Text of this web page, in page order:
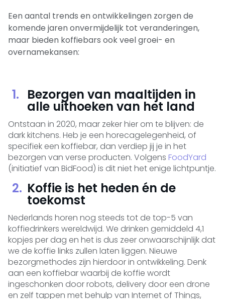
Een aantal trends en ontwikkelingen zorgen de
komende jaren onvermijdelijk tot veranderingen,
maar bieden koffiebars ook veel groei- en
overnamekansen:
Bezorgen van maaltijden in
alle uithoeken van het land
Ontstaan in 2020, maar zeker hier om te blijven: de
dark kitchens. Heb je een horecagelegenheid, of
specifiek een koffiebar, dan verdiep jij je in het
bezorgen van verse producten. Volgens FoodYard
(initiatief van BidFood) is dit niet het enige lichtpuntje.
Koffie is het heden én de
toekomst
Nederlands horen nog steeds tot de top-5 van
koffiedrinkers wereldwijd. We drinken gemiddeld 4,1
kopjes per dag en het is dus zeer onwaarschijnlijk dat
we de koffie links zullen laten liggen. Nieuwe
bezorgmethodes zijn hierdoor in ontwikkeling. Denk
aan een koffiebar waarbij de koffie wordt
ingeschonken door robots, delivery door een drone
en zelf tappen met behulp van Internet of Things,